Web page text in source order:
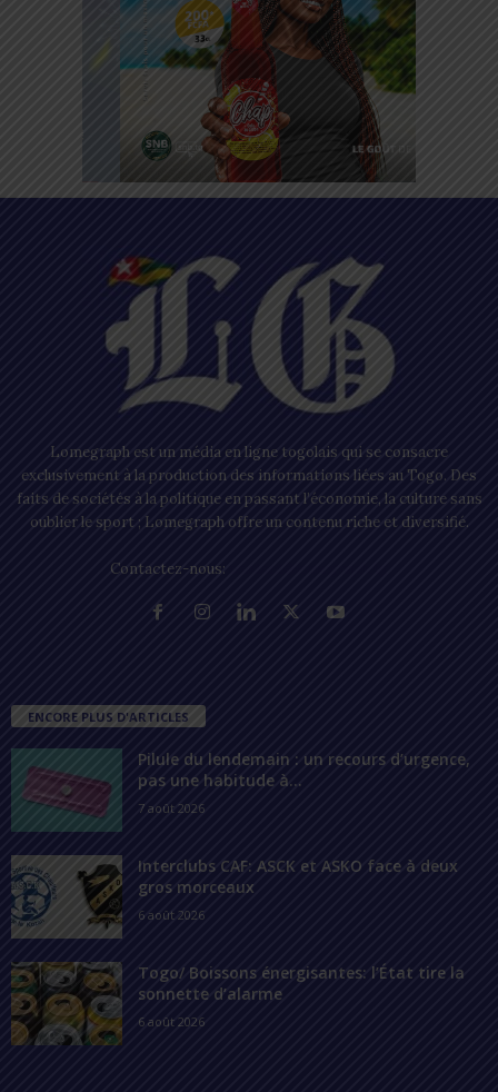
Lomegraph est un média en ligne togolais qui se consacre
exclusivement à la production des informations liées au Togo. Des
faits de sociétés à la politique en passant l’économie, la culture sans
oublier le sport ; Lomegraph offre un contenu riche et diversifié.
Contactez-nous:
ENCORE PLUS D'ARTICLES
Pilule du lendemain : un recours d’urgence,
pas une habitude à...
7 août 2026
Interclubs CAF: ASCK et ASKO face à deux
gros morceaux
6 août 2026
Togo/ Boissons énergisantes: l’État tire la
sonnette d’alarme
6 août 2026